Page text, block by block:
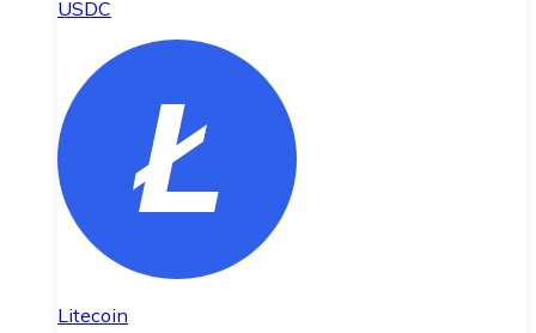
USDC
Litecoin